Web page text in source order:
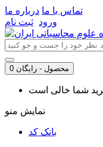
تماس با ما درباره ما
ورود ثبت نام
0 محصول - رایگان
نمایش منو
بانک کد